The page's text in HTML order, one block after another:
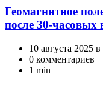
Геомагнитное
после 30-часовых
10 августа 2025
0 комментариев
1 min